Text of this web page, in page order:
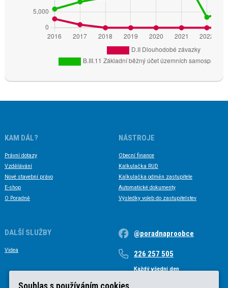
KAM DÁL?
Právní dotazy
Vzdělávání
Nové stavební právo
E-shop
O Poradně
NÁSTROJE
Obecní finance
Kalkulačka RUD
Kalkulačka odměn zastupitele
Automatické dokumenty
Výsledky voleb do zastupitelstev
DALŠÍ SLUŽBY
Videa
@poradnaproobce
226 257 505
Každý všední den
Souhlas s používáním cookies